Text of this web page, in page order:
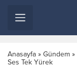
Anasayfa » Gündem »
Ses Tek Yürek